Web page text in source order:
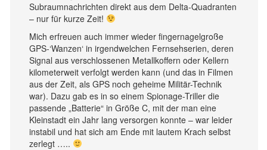
Subraumnachrichten direkt aus dem Delta-Quadranten
– nur für kurze Zeit!
Mich erfreuen auch immer wieder fingernagelgroße
GPS-‘Wanzen‘ in irgendwelchen Fernsehserien, deren
Signal aus verschlossenen Metallkoffern oder Kellern
kilometerweit verfolgt werden kann (und das in Filmen
aus der Zeit, als GPS noch geheime Militär-Technik
war). Dazu gab es in so einem Spionage-Triller die
passende „Batterie“ in Größe C, mit der man eine
Kleinstadt ein Jahr lang versorgen konnte – war leider
instabil und hat sich am Ende mit lautem Krach selbst
zerlegt …..